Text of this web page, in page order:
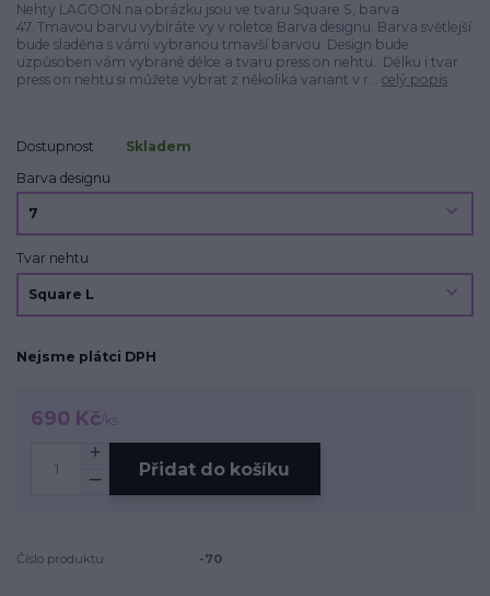
Nehty LAGOON na obrázku jsou ve tvaru Square S, barva
47. Tmavou barvu vybíráte vy v roletce Barva designu. Barva světlejší
bude sladěna s vámi vybranou tmavší barvou. Design bude
uzpůsoben vám vybrané délce a tvaru press on nehtu. Délku i tvar
press on nehtu si můžete vybrat z několika variant v r... celý popis
Dostupnost
Skladem
Barva designu
Tvar nehtu
Nejsme plátci DPH
690 Kč/ks
Přidat do košíku
Číslo produktu: -70